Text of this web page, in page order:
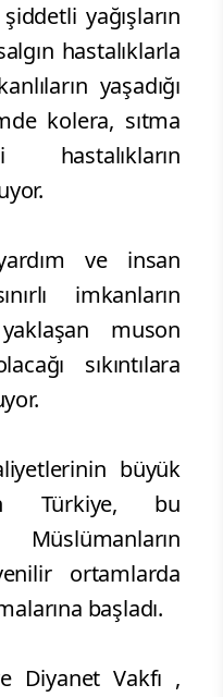
yağışların
hastalıklarla
yaşadığı
kolera, sıtma
ve insan
imkanların
muson
sıkıntılara
büyük
Türkiye, bu
ortamlarda
başladı.
Diyanet Vakfı ,